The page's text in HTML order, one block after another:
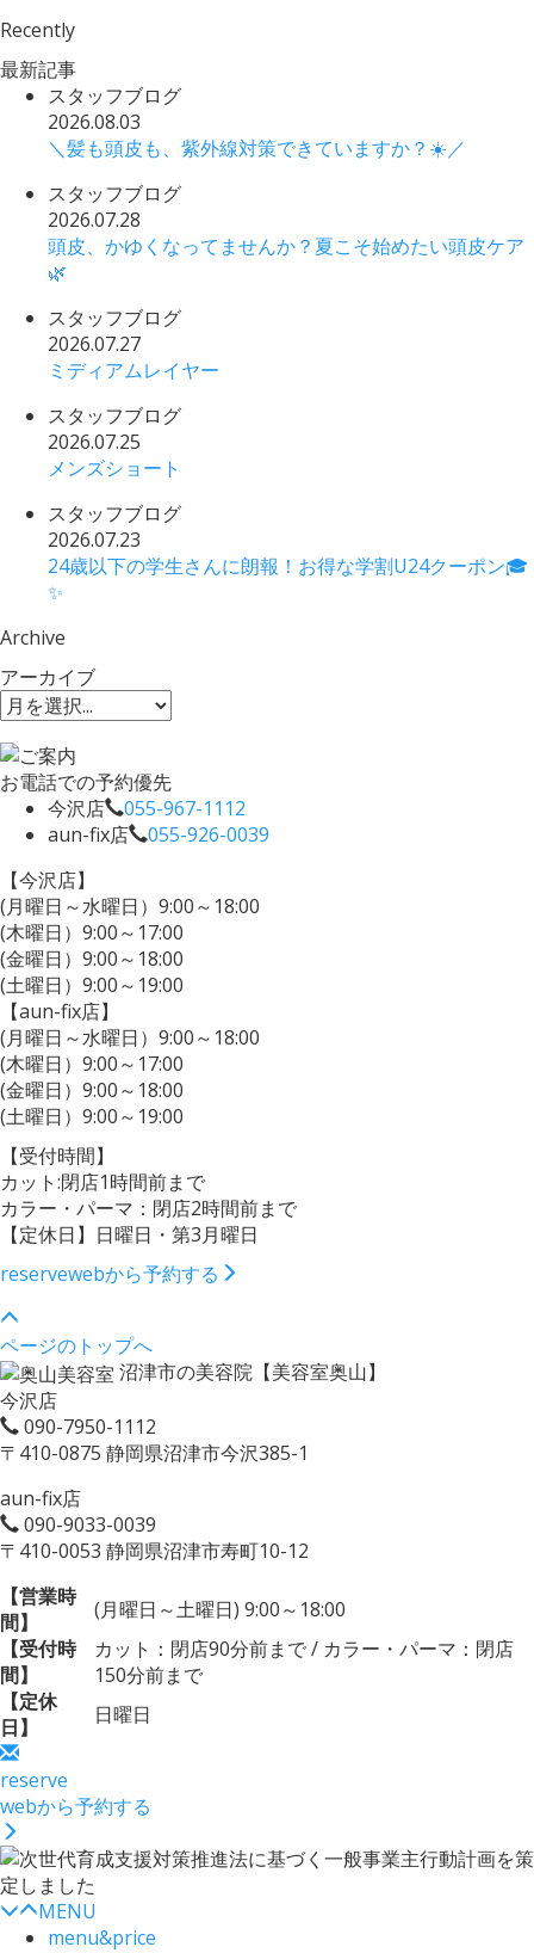
Recently
最新記事
スタッフブログ
2026.08.03
＼髪も頭皮も、紫外線対策できていますか？☀️／
スタッフブログ
2026.07.28
頭皮、かゆくなってませんか？夏こそ始めたい頭皮ケア
🌿
スタッフブログ
2026.07.27
ミディアムレイヤー
スタッフブログ
2026.07.25
メンズショート
スタッフブログ
2026.07.23
24歳以下の学生さんに朗報！お得な学割U24クーポン🎓
✨
Archive
アーカイブ
お電話での予約優先
今沢店
055-967-1112
aun-fix店
055-926-0039
【今沢店】
(月曜日～水曜日）9:00～18:00
(木曜日）9:00～17:00
(金曜日）9:00～18:00
(土曜日）9:00～19:00
【aun-fix店】
(月曜日～水曜日）9:00～18:00
(木曜日）9:00～17:00
(金曜日）9:00～18:00
(土曜日）9:00～19:00
【受付時間】
カット:閉店1時間前まで
カラー・パーマ：閉店2時間前まで
【定休日】日曜日・第3月曜日
reservewebから予約する
ページのトップへ
沼津市の美容院【美容室奥山】
今沢店
090-7950-1112
〒410-0875 静岡県沼津市今沢385-1
aun-fix店
090-9033-0039
〒410-0053 静岡県沼津市寿町10-12
【営業時
間】
(月曜日～土曜日) 9:00～18:00
【受付時
間】
カット：閉店90分前まで / カラー・パーマ：閉店
150分前まで
【定休
日】
日曜日
reserve
webから予約する
MENU
menu&price